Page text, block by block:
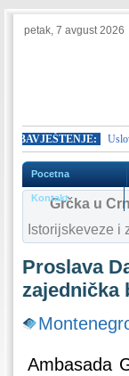
petak, 7 avgust 2026
Uslovi
Pocetna
KontaktGrčka u
Istorijskeveze i
Proslava
zajednička
Ambasada